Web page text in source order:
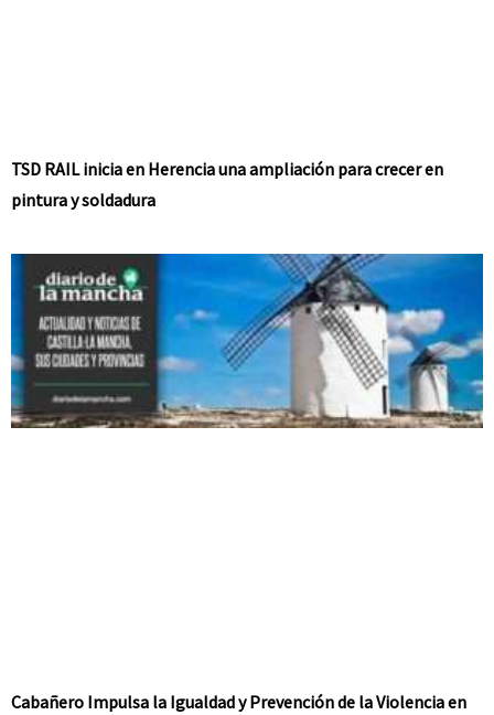
TSD RAIL inicia en Herencia una ampliación para crecer en
pintura y soldadura
Cabañero Impulsa la Igualdad y Prevención de la Violencia en